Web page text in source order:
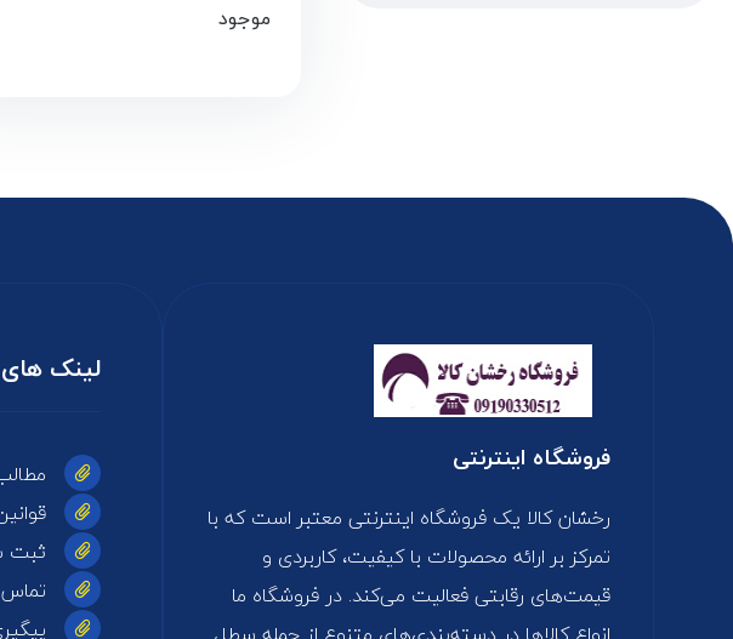
موجود
فروشگاه اینترنتی
رخشان کالا یک فروشگاه اینترنتی معتبر است که با
تمرکز بر ارائه محصولات با کیفیت، کاربردی و
قیمت‌های رقابتی فعالیت می‌کند. در فروشگاه ما
لینک
ثبت
تماس